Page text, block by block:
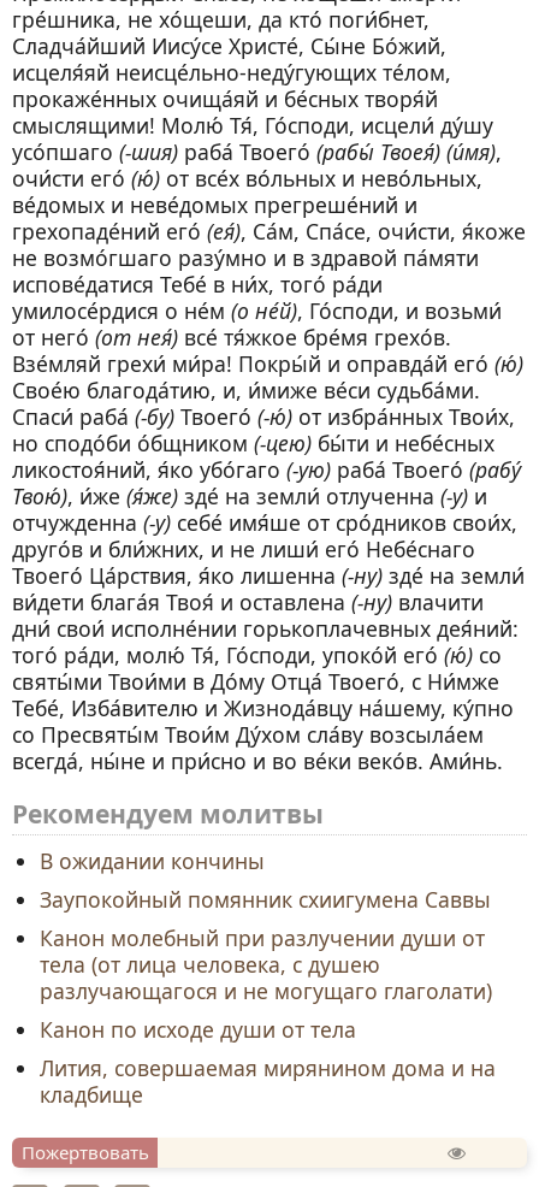
гре́шника, не хо́щеши, да кто́ поги́бнет,
Сладча́йший Иису́се Христе́, Сы́не Бо́жий,
исцеля́яй неисце́льно-неду́гующих те́лом,
прокаже́нных очища́яй и бе́сных творя́й
смыслящими! Молю́ Тя́, Го́споди, исцели́ ду́шу
усо́пшаго (-шия) раба́ Твоего́ (рабы́ Твоея́) (и́мя),
очи́сти его́ (ю́) от все́х во́льных и нево́льных,
ве́домых и неве́домых прегреше́ний и
грехопаде́ний его́ (ея́), Са́м, Спа́се, очи́сти, я́коже
не возмо́гшаго разу́мно и в здравой па́мяти
испове́датися Тебе́ в ни́х, того́ ра́ди
умилосе́рдися о не́м (о не́й), Го́споди, и возьми́
от него́ (от нея́) все́ тя́жкое бре́мя грехо́в.
Взе́мляй грехи́ ми́ра! Покры́й и оправда́й его́ (ю́)
Свое́ю благода́тию, и, и́миже ве́си судьба́ми.
Спаси́ раба́ (-бу) Твоего́ (-ю́) от избра́нных Твои́х,
но сподо́би о́бщником (-цею) бы́ти и небе́сных
ликостоя́ний, я́ко убо́гаго (-ую) раба́ Твоего́ (рабу́
Твою́), и́же (я́же) зде́ на земли́ отлученна (-у) и
отчужденна (-у) себе́ имя́ше от сро́дников свои́х,
друго́в и бли́жних, и не лиши́ его́ Небе́снаго
Твоего́ Ца́рствия, я́ко лишенна (-ну) зде́ на земли́
ви́дети блага́я Твоя́ и оставлена (-ну) влачити
дни́ свои́ исполне́нии горькоплачевных дея́ний:
того́ ра́ди, молю́ Тя́, Го́споди, упоко́й его́ (ю́) со
святы́ми Твои́ми в До́му Отца́ Твоего́, с Ни́мже
Тебе́, Изба́вителю и Жизнода́вцу на́шему, ку́пно
со Пресвяты́м Твои́м Ду́хом сла́ву возсыла́ем
всегда́, ны́не и при́сно и во ве́ки веко́в. Ами́нь.
Рекомендуем молитвы
В ожидании кончины
Заупокойный помянник схиигумена Саввы
Канон молебный при разлучении души от
тела (от лица человека, с душею
разлучающагося и не могущаго глаголати)
Канон по исходе души от тела
Лития, совершаемая мирянином дома и на
кладбище
Пожертвовать